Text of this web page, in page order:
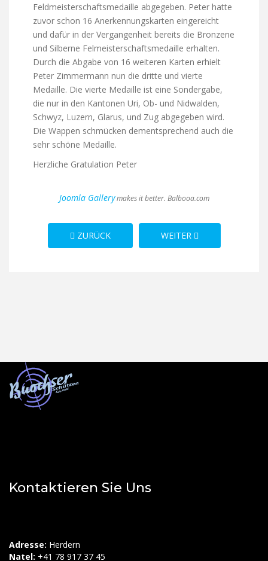
Feldmeisterschaftsmedaille abgegeben. Peter hatte
zuvor schon 16 Anerkennungskarten eingereicht
und dafür in der Vergangenheit bereits die Bronzene
und Silberne Felmeisterschaftsmedaille erhalten.
Durch die Abgabe von 16 weiteren Karten erhielt
Peter Zimmermann nun die dritte und vierte
Medaille. Die vierte Medaille ist eine Sondergabe,
die nur in den Kantonen Uri, Ob- und Nidwalden,
Schwyz, Luzern, Glarus, und Zug abgegeben wird.
Die Wappen schmücken dementsprechend auch die
sehr schöne Medaille.
Herzliche Gratulation Peter
Joomla Gallerymakes it better. Balbooa.com
VORHERIGER BEITRAG: KAMERADSCHAFT
ZURÜCK NÄCHSTER BEITRAG:
WEITER
Kontaktieren Sie Uns
Adresse: Herdern
Natel: +41 78 917 37 45